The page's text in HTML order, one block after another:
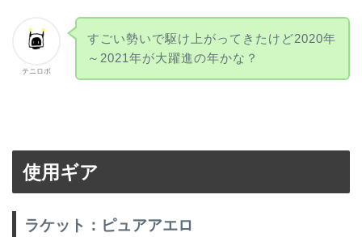
テニロボ
すごい勢いで駆け上がってきたけど2020年
～2021年が大躍進の年かな？
使用ギア
ラケット：ピュアアエロ